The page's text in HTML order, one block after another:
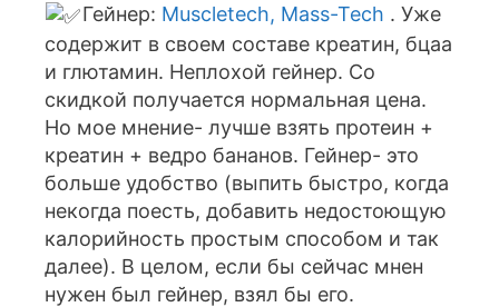
Гейнер: Muscletech, Mass-Tech . Уже
содержит в своем составе креатин, бцаа
и глютамин. Неплохой гейнер. Со
скидкой получается нормальная цена.
Но мое мнение- лучше взять протеин +
креатин + ведро бананов. Гейнер- это
больше удобство (выпить быстро, когда
некогда поесть, добавить недостоющую
калорийность простым способом и так
далее). В целом, если бы сейчас мнен
нужен был гейнер, взял бы его.